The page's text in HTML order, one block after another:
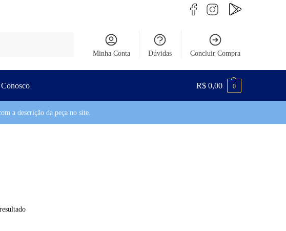
Minha Conta Dúvidas Concluir Compra
R$ 0,00 0
a descrição da peça no site.